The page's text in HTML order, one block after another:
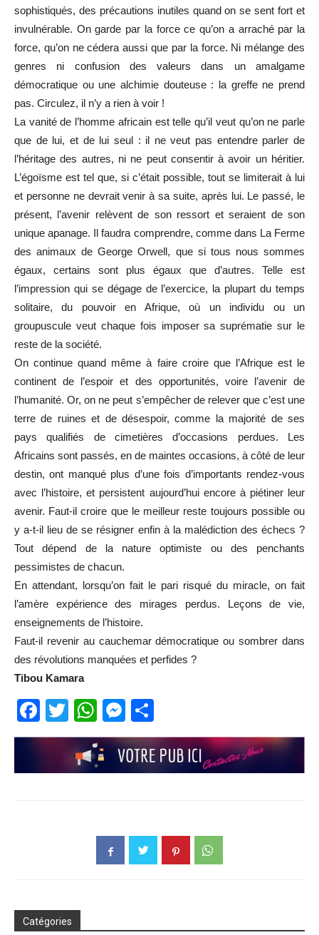
sophistiqués, des précautions inutiles quand on se sent fort et
invulnérable. On garde par la force ce qu’on a arraché par la
force, qu’on ne cédera aussi que par la force. Ni mélange des
genres ni confusion des valeurs dans un amalgame
démocratique ou une alchimie douteuse : la greffe ne prend
pas. Circulez, il n’y a rien à voir !
La vanité de l’homme africain est telle qu’il veut qu’on ne parle
que de lui, et de lui seul : il ne veut pas entendre parler de
l’héritage des autres, ni ne peut consentir à avoir un héritier.
L’égoïsme est tel que, si c’était possible, tout se limiterait à lui
et personne ne devrait venir à sa suite, après lui. Le passé, le
présent, l’avenir relèvent de son ressort et seraient de son
unique apanage. Il faudra comprendre, comme dans La Ferme
des animaux de George Orwell, que si tous nous sommes
égaux, certains sont plus égaux que d’autres. Telle est
l’impression qui se dégage de l’exercice, la plupart du temps
solitaire, du pouvoir en Afrique, où un individu ou un
groupuscule veut chaque fois imposer sa suprématie sur le
reste de la société.
On continue quand même à faire croire que l’Afrique est le
continent de l’espoir et des opportunités, voire l’avenir de
l’humanité. Or, on ne peut s’empêcher de relever que c’est une
terre de ruines et de désespoir, comme la majorité de ses
pays qualifiés de cimetières d’occasions perdues. Les
Africains sont passés, en de maintes occasions, à côté de leur
destin, ont manqué plus d’une fois d’importants rendez-vous
avec l’histoire, et persistent aujourd’hui encore à piétiner leur
avenir. Faut-il croire que le meilleur reste toujours possible ou
y a-t-il lieu de se résigner enfin à la malédiction des échecs ?
Tout dépend de la nature optimiste ou des penchants
pessimistes de chacun.
En attendant, lorsqu’on fait le pari risqué du miracle, on fait
l’amère expérience des mirages perdus. Leçons de vie,
enseignements de l’histoire.
Faut-il revenir au cauchemar démocratique ou sombrer dans
des révolutions manquées et perfides ?
Tibou Kamara
Facebook
TwitterWhatsApp
Messenger
Catégories